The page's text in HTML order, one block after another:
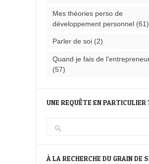
Mes théories perso de
développement personnel(61)
Parler de soi(2)
Quand je fais de
(57)
UNE REQUÊTE EN PARTICULIER
À LA RECHERCHE DU GRAIN DE